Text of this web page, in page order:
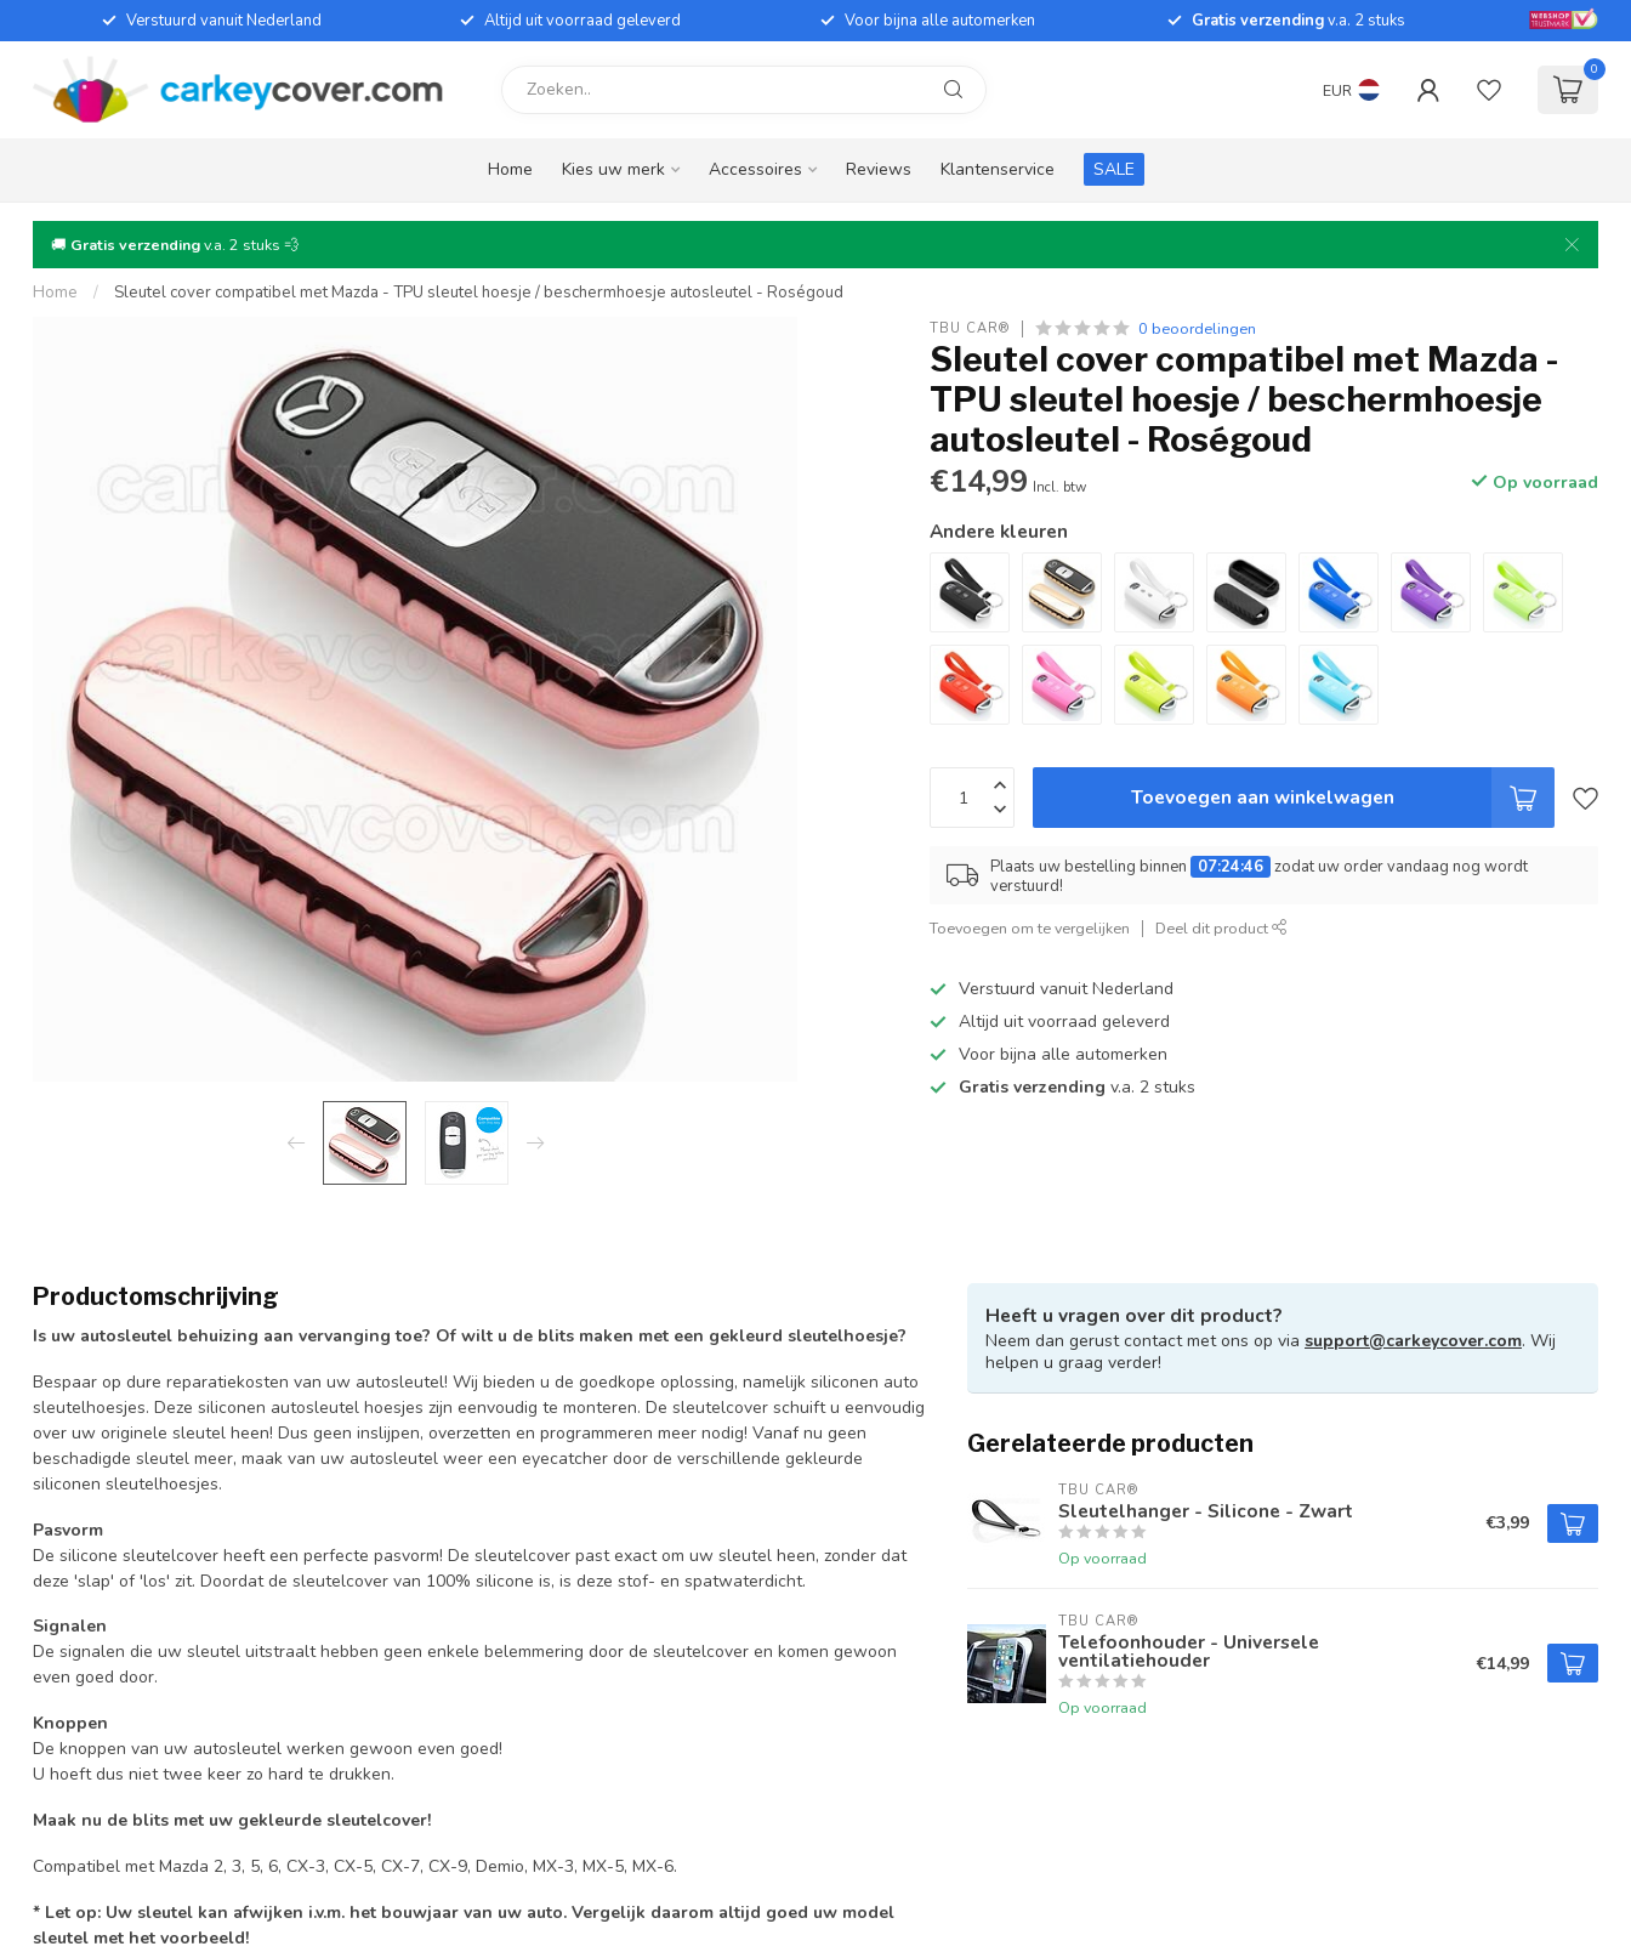
Verstuurd vanuit Nederland Altijd uit voorraad geleverd Voor bijna alle automerken Gratis verzendingv.a. 2 stuks
EUR
0
Home Kies uw merk Accessoires Reviews Klantenservice SALE
🚚 Gratis verzendingv.a. 2 stuks 💨
Home / Sleutel cover compatibel met Mazda - TPU sleutel hoesje / beschermhoesje autosleutel - Roségoud
TBU CAR® 0 beoordelingen
Sleutel cover compatibel met Mazda -
TPU sleutel hoesje / beschermhoesje
autosleutel - Roségoud
€14,99 Incl. btw Op voorraad
Andere kleuren
Toevoegen aan winkelwagen
Plaats uw bestelling binnen 07:24:45 zodat uw order vandaag nog wordt
verstuurd!
Toevoegen om te vergelijken Deel dit product
Verstuurd vanuit Nederland
Altijd uit voorraad geleverd
Voor bijna alle automerken
Gratis verzending v.a. 2 stuks
Productomschrijving
Is uw autosleutel behuizing aan vervanging toe? Of wilt u de blits maken met een gekleurd sleutelhoesje?
Bespaar op dure reparatiekosten van uw autosleutel! Wij bieden u de goedkope oplossing, namelijk siliconen auto
sleutelhoesjes. Deze siliconen autosleutel hoesjes zijn eenvoudig te monteren. De sleutelcover schuift u eenvoudig
over uw originele sleutel heen! Dus geen inslijpen, overzetten en programmeren meer nodig! Vanaf nu geen
beschadigde sleutel meer, maak van uw autosleutel weer een eyecatcher door de verschillende gekleurde
siliconen sleutelhoesjes.
Pasvorm
De silicone sleutelcover heeft een perfecte pasvorm! De sleutelcover past exact om uw sleutel heen, zonder dat
deze 'slap' of 'los' zit. Doordat de sleutelcover van 100% silicone is, is deze stof- en spatwaterdicht.
Signalen
De signalen die uw sleutel uitstraalt hebben geen enkele belemmering door de sleutelcover en komen gewoon
even goed door.
Knoppen
De knoppen van uw autosleutel werken gewoon even goed!
U hoeft dus niet twee keer zo hard te drukken.
Maak nu de blits met uw gekleurde sleutelcover!
Compatibel met Mazda 2, 3, 5, 6, CX-3, CX-5, CX-7, CX-9, Demio, MX-3, MX-5, MX-6.
* Let op: Uw sleutel kan afwijken i.v.m. het bouwjaar van uw auto. Vergelijk daarom altijd goed uw model
sleutel met het voorbeeld!
Heeft u vragen over dit product?
Neem dan gerust contact met ons op via support@carkeycover.com. Wij
helpen u graag verder!
Gerelateerde producten
TBU CAR®
Sleutelhanger - Silicone - Zwart
Op voorraad
€3,99
TBU CAR®
Telefoonhouder - Universele
ventilatiehouder
Op voorraad
€14,99